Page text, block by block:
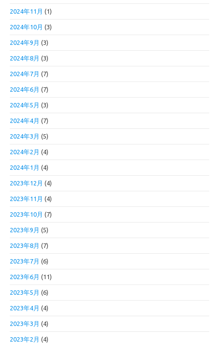
2024年11月 (1)
2024年10月 (3)
2024年9月 (3)
2024年8月 (3)
2024年7月 (7)
2024年6月 (7)
2024年5月 (3)
2024年4月 (7)
2024年3月 (5)
2024年2月 (4)
2024年1月 (4)
2023年12月 (4)
2023年11月 (4)
2023年10月 (7)
2023年9月 (5)
2023年8月 (7)
2023年7月 (6)
2023年6月 (11)
2023年5月 (6)
2023年4月 (4)
2023年3月 (4)
2023年2月 (4)